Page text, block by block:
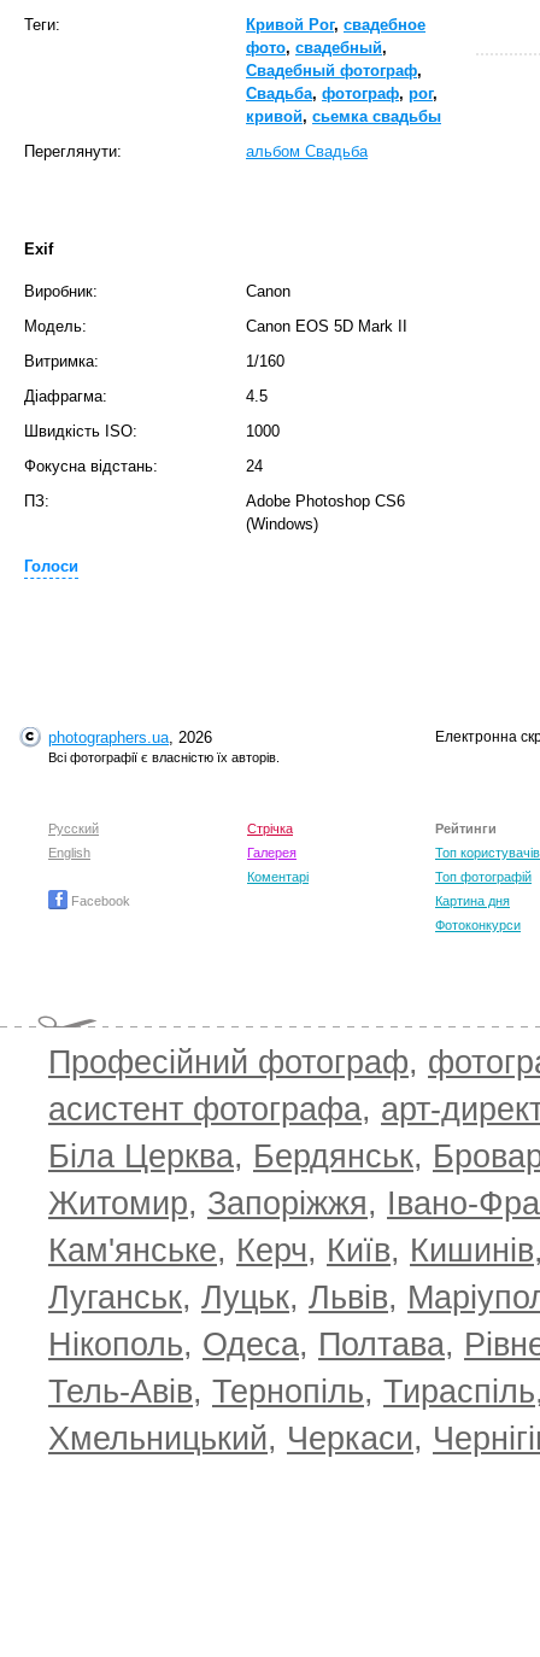
Теги:
Кривой Рог, свадебное
фото, свадебный,
Свадебный фотограф,
Свадьба, фотограф, рог,
кривой, сьемка свадьбы
Переглянути:
альбом Свадьба
Exif
Виробник:
Canon
Модель:
Canon EOS 5D Mark II
Витримка:
1/160
Діафрагма:
4.5
Швидкість ISO:
1000
Фокусна відстань:
24
ПЗ:
Adobe Photoshop CS6
(Windows)
Голоси
photographers.ua, 2026
Всі фотографії є власністю їх авторів.
Електронна
Русский
English
Facebook
Стрічка
Галерея
Коментарі
Рейтинги
Топ користувачів
Топ фотографій
Картина дня
Фотоконкурси
Професійний фотограф,
асистент фотографа, арт-
Біла Церква, Бердянськ,
Житомир, Запоріжжя, Івано-
Кам'янське, Керч, Київ, Кишинів
Луганськ, Луцьк, Львів,
Нікополь, Одеса, Полтава,
Тель-Авів, Тернопіль, Тираспіль
Хмельницький, Черкаси,